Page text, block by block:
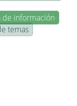
información
temas